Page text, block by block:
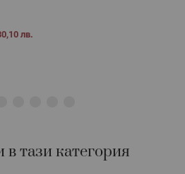
лв.
тази категория